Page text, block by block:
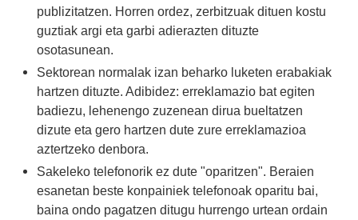
publizitatzen. Horren ordez, zerbitzuak dituen kostu
guztiak argi eta garbi adierazten dituzte
osotasunean.
Sektorean normalak izan beharko luketen erabakiak
hartzen dituzte. Adibidez: erreklamazio bat egiten
badiezu, lehenengo zuzenean dirua bueltatzen
dizute eta gero hartzen dute zure erreklamazioa
aztertzeko denbora.
Sakeleko telefonorik ez dute "oparitzen". Beraien
esanetan beste konpainiek telefonoak oparitu bai,
baina ondo pagatzen ditugu hurrengo urtean ordain